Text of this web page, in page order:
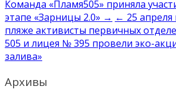
Навигация
по
записям
Команда «Пламя505» приняла
этапе «Зарницы 2.0» → ← 25
пляже активисты первичных
505 и лицея № 395 провели эко-
залива»
Архивы